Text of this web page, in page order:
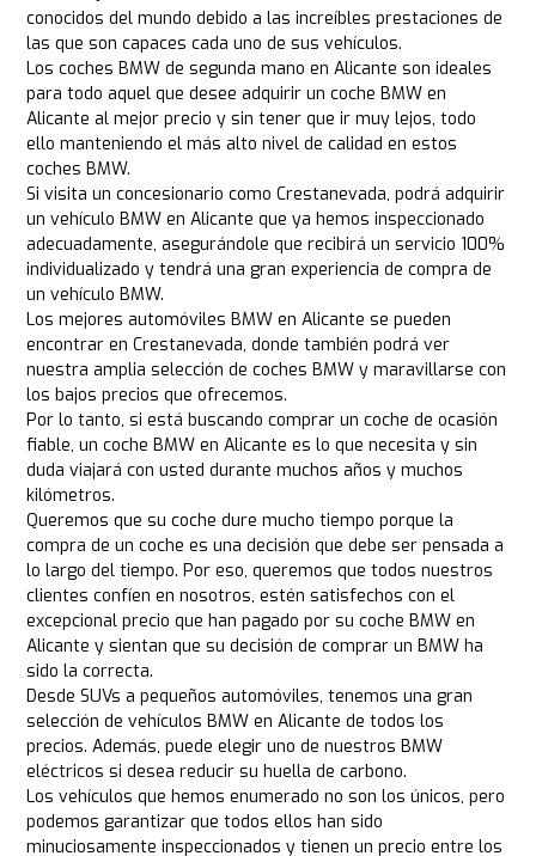
conocidos del mundo debido a las increíbles prestaciones de
las que son capaces cada uno de sus vehículos.
Los coches BMW de segunda mano en Alicante son ideales
para todo aquel que desee adquirir un coche BMW en
Alicante al mejor precio y sin tener que ir muy lejos, todo
ello manteniendo el más alto nivel de calidad en estos
coches BMW.
Si visita un concesionario como Crestanevada, podrá adquirir
un vehículo BMW en Alicante que ya hemos inspeccionado
adecuadamente, asegurándole que recibirá un servicio 100%
individualizado y tendrá una gran experiencia de compra de
un vehículo BMW.
Los mejores automóviles BMW en Alicante se pueden
encontrar en Crestanevada, donde también podrá ver
nuestra amplia selección de coches BMW y maravillarse con
los bajos precios que ofrecemos.
Por lo tanto, si está buscando comprar un coche de ocasión
fiable, un coche BMW en Alicante es lo que necesita y sin
duda viajará con usted durante muchos años y muchos
kilómetros.
Queremos que su coche dure mucho tiempo porque la
compra de un coche es una decisión que debe ser pensada a
lo largo del tiempo. Por eso, queremos que todos nuestros
clientes confíen en nosotros, estén satisfechos con el
excepcional precio que han pagado por su coche BMW en
Alicante y sientan que su decisión de comprar un BMW ha
sido la correcta.
Desde SUVs a pequeños automóviles, tenemos una gran
selección de vehículos BMW en Alicante de todos los
precios. Además, puede elegir uno de nuestros BMW
eléctricos si desea reducir su huella de carbono.
Los vehículos que hemos enumerado no son los únicos, pero
podemos garantizar que todos ellos han sido
minuciosamente inspeccionados y tienen un precio entre los